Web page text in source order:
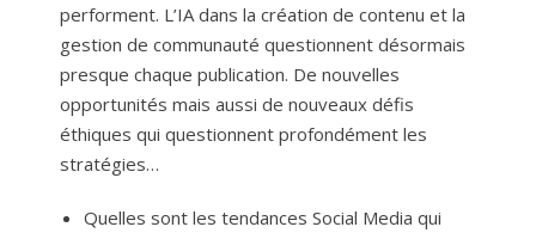
performent. L’IA dans la création de contenu et la
gestion de communauté questionnent désormais
presque chaque publication. De nouvelles
opportunités mais aussi de nouveaux défis
éthiques qui questionnent profondément les
stratégies…
Quelles sont les tendances Social Media qui